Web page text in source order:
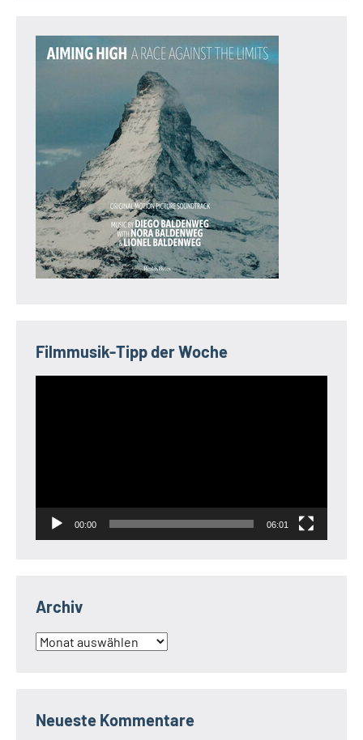
Filmmusik-Tipp der Woche
00:00 06:01
Archiv
Archiv
Neueste Kommentare